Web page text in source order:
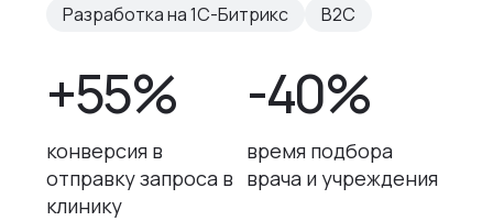
Разработка на 1С-Битрикс
B2C
+55%
конверсия в
отправку запроса в
клинику
-40%
время подбора
врача и учреждения